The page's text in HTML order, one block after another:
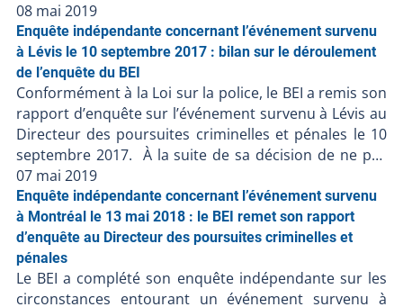
08 mai 2019
Enquête indépendante concernant l’événement survenu
à Lévis le 10 septembre 2017 : bilan sur le déroulement
de l’enquête du BEI
Conformément à la Loi sur la police, le BEI a remis son
rapport d’enquête sur l’événement survenu à Lévis au
Directeur des poursuites criminelles et pénales le 10
septembre 2017. À la suite de sa décision de ne pas
porter d’accusation contre les policiers impliqués, le
BEI ferme le dossier BEI-2017-041. Résumé de
l’événement Un homme de 27 ans, a été atteint par
balle lors d’une intervention policière du Service de
police de la Ville de Lévis le dimanche 10 septembre
2017. La trame factuelle de cet événement est relatée
dans le communiqué du Directeur des poursuites
07 mai 2019
Enquête indépendante concernant l’événement survenu
à Montréal le 13 mai 2018 : le BEI remet son rapport
d’enquête au Directeur des poursuites criminelles et
pénales
Le BEI a complété son enquête indépendante sur les
circonstances entourant un événement survenu à